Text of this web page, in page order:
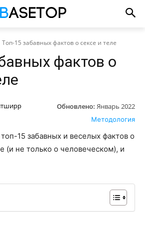
Топ-15 забавных фактов о сексе и теле
фактов о
Обновлено: Январь 2022
Методология
15 забавных и веселых фактов о
(и не только о человеческом), и